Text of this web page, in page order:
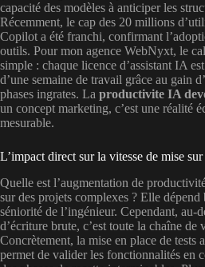
capacité des modèles à anticiper les
Récemment, le cap des 20 millions
Copilot a été franchi, confirmant
outils. Pour mon agence WebNyxt, le
simple : chaque licence d’assistant IA
d’une semaine de travail grâce au gain
phases ingrates. La productivite IA
un concept marketing, c’est une réalité
mesurable.
L’impact direct sur la vitesse de mise
Quelle est l’augmentation de
sur des projets complexes ? Elle dépend
séniorité de l’ingénieur. Cependant, au-
d’écriture brute, c’est toute la chaîne de
Concrètement, la mise en place de tests
permet de valider les fonctionnalités en